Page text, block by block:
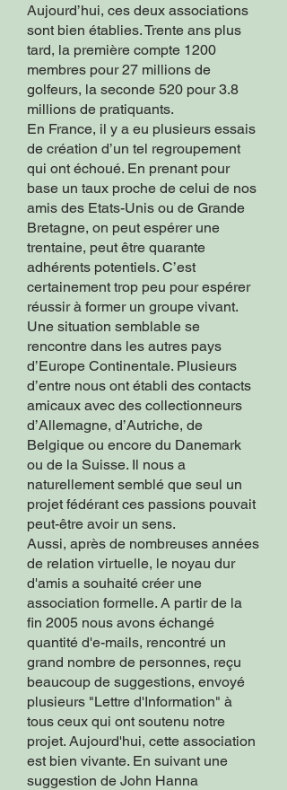
Aujourd’hui, ces deux associations
sont bien établies. Trente ans plus
tard, la première compte 1200
membres pour 27 millions de
golfeurs, la seconde 520 pour 3.8
millions de pratiquants.
En France, il y a eu plusieurs essais
de création d’un tel regroupement
qui ont échoué. En prenant pour
base un taux proche de celui de nos
amis des Etats-Unis ou de Grande
Bretagne, on peut espérer une
trentaine, peut être quarante
adhérents potentiels. C’est
certainement trop peu pour espérer
réussir à former un groupe vivant.
Une situation semblable se
rencontre dans les autres pays
d’Europe Continentale. Plusieurs
d’entre nous ont établi des contacts
amicaux avec des collectionneurs
d’Allemagne, d’Autriche, de
Belgique ou encore du Danemark
ou de la Suisse. Il nous a
naturellement semblé que seul un
projet fédérant ces passions pouvait
peut-être avoir un sens.
Aussi, après de nombreuses années
de relation virtuelle, le noyau dur
d'amis a souhaité créer une
association formelle. A partir de la
fin 2005 nous avons échangé
quantité d'e-mails, rencontré un
grand nombre de personnes, reçu
beaucoup de suggestions, envoyé
plusieurs "Lettre d'Information" à
tous ceux qui ont soutenu notre
projet. Aujourd'hui, cette association
est bien vivante. En suivant une
suggestion de John Hanna